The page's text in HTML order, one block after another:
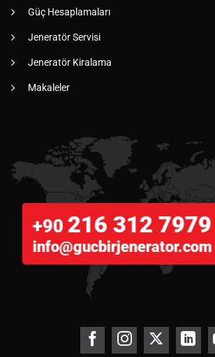
Güç Hesaplamaları
Jeneratör Servisi
Jeneratör Kiralama
Makaleler
+90 216 312 7979
info@gucbirjenerator.com